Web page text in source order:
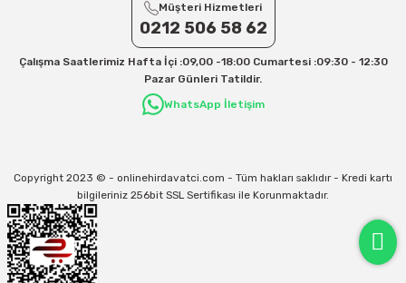
Müşteri Hizmetleri
0212 506 58 62
Çalışma Saatlerimiz Hafta İçi :09,00 -18:00 Cumartesi :09:30 - 12:30
Pazar Günleri Tatildir.
WhatsApp İletişim
Copyright 2023 © - onlinehirdavatci.com - Tüm hakları saklıdır - Kredi kartı
bilgileriniz 256bit SSL Sertifikası ile Korunmaktadır.